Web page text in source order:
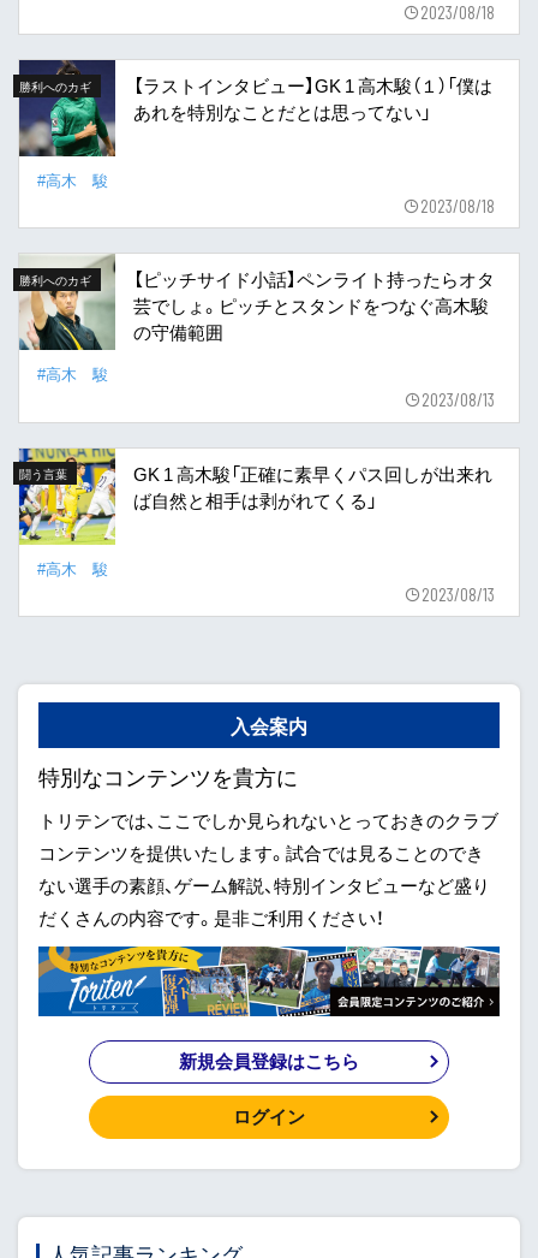
2023/08/18
勝利へのカギ
【ラストインタビュー】GK 1 高木駿（１）「僕は
あれを特別なことだとは思ってない」
#高木 駿
2023/08/18
勝利へのカギ
【ピッチサイド小話】ペンライト持ったらオタ
芸でしょ。ピッチとスタンドをつなぐ高木駿
の守備範囲
#高木 駿
2023/08/13
闘う言葉
GK 1 高木駿「正確に素早くパス回しが出来れ
ば自然と相手は剥がれてくる」
#高木 駿
2023/08/13
入会案内
特別なコンテンツを貴方に
トリテンでは、ここでしか見られないとっておきのクラブ
コンテンツを提供いたします。試合では見ることのでき
ない選手の素顔、ゲーム解説、特別インタビューなど盛り
だくさんの内容です。是非ご利用ください！
新規会員登録はこちら
ログイン